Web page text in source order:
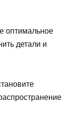
оптимальное
детали и